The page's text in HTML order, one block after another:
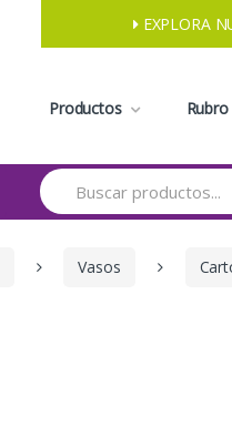
EXPLORA
Productos Rubro
S
e
a
h
Vasos